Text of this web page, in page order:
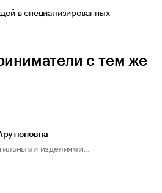
в специализированных
с тем же
изделиями...